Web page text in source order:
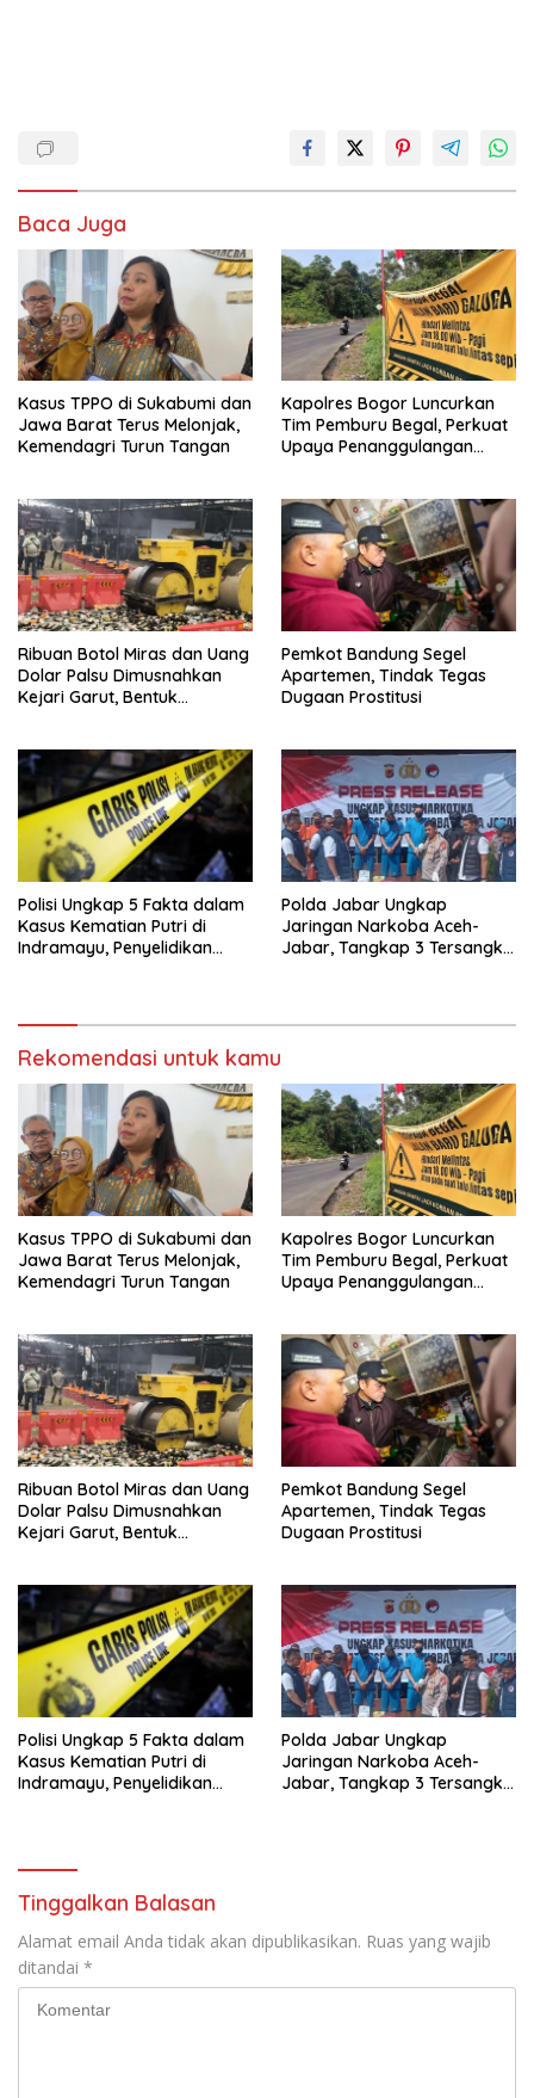
Baca Juga
Kasus TPPO di Sukabumi dan
Jawa Barat Terus Melonjak,
Kemendagri Turun Tangan
Kapolres Bogor Luncurkan
Tim Pemburu Begal, Perkuat
Upaya Penanggulangan
Ribuan Botol Miras dan Uang
Dolar Palsu Dimusnahkan
Kejari Garut, Bentuk
Pemkot Bandung Segel
Apartemen, Tindak Tegas
Dugaan Prostitusi
Polisi Ungkap 5 Fakta dalam
Kasus Kematian Putri di
Indramayu, Penyelidikan
Polda Jabar Ungkap
Jaringan Narkoba Aceh-
Jabar, Tangkap 3 Tersangka
Rekomendasi untuk kamu
Kasus TPPO di Sukabumi dan
Jawa Barat Terus Melonjak,
Kemendagri Turun Tangan
Kapolres Bogor Luncurkan
Tim Pemburu Begal, Perkuat
Upaya Penanggulangan
Ribuan Botol Miras dan Uang
Dolar Palsu Dimusnahkan
Kejari Garut, Bentuk
Pemkot Bandung Segel
Apartemen, Tindak Tegas
Dugaan Prostitusi
Polisi Ungkap 5 Fakta dalam
Kasus Kematian Putri di
Indramayu, Penyelidikan
Polda Jabar Ungkap
Jaringan Narkoba Aceh-
Jabar, Tangkap 3 Tersangka
Tinggalkan Balasan
Alamat email Anda tidak akan dipublikasikan. Ruas yang wajib
ditandai *